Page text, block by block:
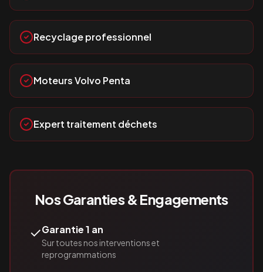
Recyclage professionnel
Moteurs Volvo Penta
Expert traitement déchets
Nos Garanties & Engagements
✓Garantie 1 an
Sur toutes nos interventions et
reprogrammations